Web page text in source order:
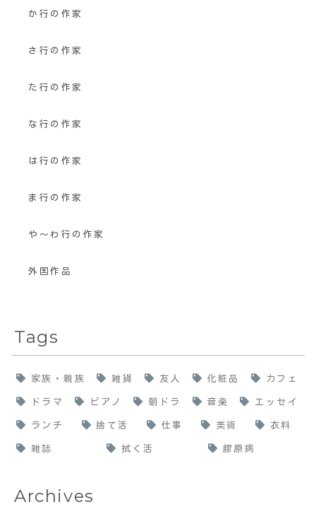
か行の作家
さ行の作家
た行の作家
な行の作家
は行の作家
ま行の作家
や〜わ行の作家
外国作品
Tags
家族・親族 雑貨 友人 化粧品 カフェ
ドラマ ピアノ 朝ドラ 音楽 エッセイ
ランチ 捨て活 仕事 美術 衣料
雑誌 拭く活 膠原病
Archives